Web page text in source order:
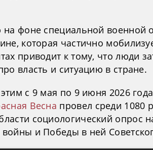
на фоне специальной военной
которая частично
приводит к тому, что люди
власть и ситуацию в стране.
с 9 мая по 9 июня 2026
Весна провел среди 1080
социологический опрос
войны и Победы в ней